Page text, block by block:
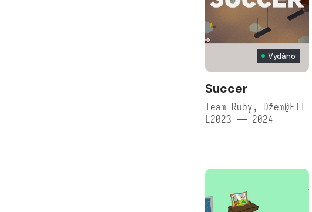
Vydáno
Succer
Team Ruby, Džem@FIT
L2023 — 2024